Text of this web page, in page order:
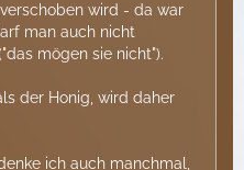
wird - da war
man auch nicht
mögen sie nicht").
der Honig, wird daher
ich auch manchmal,